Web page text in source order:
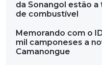
da Sonangol estão
de combustível
Memorando com o
mil camponeses a
Camanongue